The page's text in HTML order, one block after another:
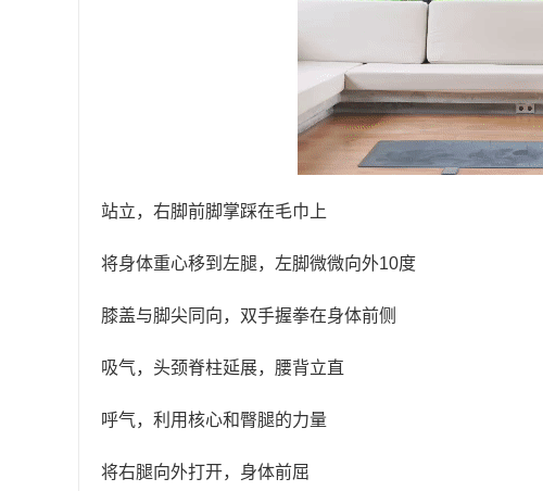
站立，右脚前脚掌踩在毛巾上
将身体重心移到左腿，左脚微微向外10度
膝盖与脚尖同向，双手握拳在身体前侧
吸气，头颈脊柱延展，腰背立直
呼气，利用核心和臀腿的力量
将右腿向外打开，身体前屈